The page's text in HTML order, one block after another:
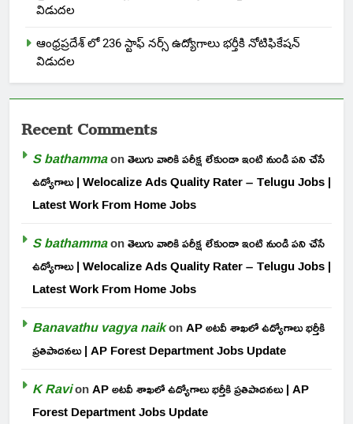
విడుదల
ఆంధ్రప్రదేశ్ లో 236 స్టాఫ్ నర్స్ ఉద్యోగాలు భర్తీకి నోటిఫికేషన్
విడుదల
Recent Comments
S bathammaonతెలుగు వారికి పరీక్ష లేకుండా ఇంటి నుండి పని చేసే
ఉద్యోగాలు | Welocalize Ads Quality Rater – Telugu Jobs |
Latest Work From Home Jobs
S bathammaonతెలుగు వారికి పరీక్ష లేకుండా ఇంటి నుండి పని చేసే
ఉద్యోగాలు | Welocalize Ads Quality Rater – Telugu Jobs |
Latest Work From Home Jobs
Banavathu vagya naikonAP అటవీ శాఖలో ఉద్యోగాలు భర్తీకి
ప్రతిపాదనలు | AP Forest Department Jobs Update
K RavionAP అటవీ శాఖలో ఉద్యోగాలు భర్తీకి ప్రతిపాదనలు | AP
Forest Department Jobs Update